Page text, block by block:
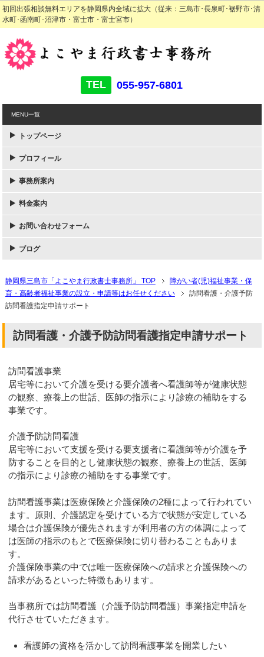
初回出張相談無料エリアを静岡県内全域に拡大（従来：三島市･長泉町･裾野市･清
水町･函南町･沼津市・富士市・富士宮市）
TEL 055-957-6801
MENU一覧
トップページ
プロフィール
事務所案内
料金案内
お問い合わせフォーム
ブログ
静岡県三島市「よこやま行政書士事務所」 TOP
障がい者(児)福祉事業・保
育・高齢者福祉事業の設立・申請等はお任せください
訪問看護・介護予防
訪問看護指定申請サポート
訪問看護・介護予防訪問看護指定申請サポート
訪問看護事業
居宅等において介護を受ける要介護者へ看護師等が健康状態
の観察、療養上の世話、医師の指示により診療の補助をする
事業です。
介護予防訪問看護
居宅等において支援を受ける要支援者に看護師等が介護を予
防することを目的とし健康状態の観察、療養上の世話、医師
の指示により診療の補助をする事業です。
訪問看護事業は医療保険と介護保険の2種によって行われてい
ます。原則、介護認定を受けている方で状態が安定している
場合は介護保険が優先されますが利用者の方の体調によって
は医師の指示のもとで医療保険に切り替わることもありま
す。
介護保険事業の中では唯一医療保険への請求と介護保険への
請求があるといった特徴もあります。
当事務所では訪問看護（介護予防訪問看護）事業指定申請を
代行させていただきます。
看護師の資格を活かして訪問看護事業を開業したい